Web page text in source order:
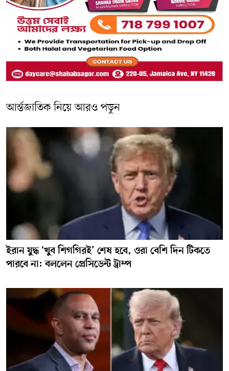
আর্ন্তজাতিক নিয়ে আরও পড়ুন
ইরান যুদ্ধ ‘খুব শিগগিরই’ শেষ হবে, ওরা বেশি দিন টিকতে
পারবে না: বললেন প্রেসিডেন্ট ট্রাম্প